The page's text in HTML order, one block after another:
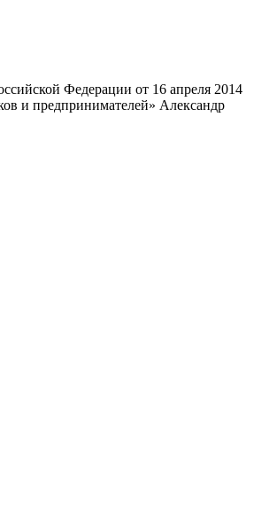
Федерации от 16 апреля 2014
и предпринимателей» Александр